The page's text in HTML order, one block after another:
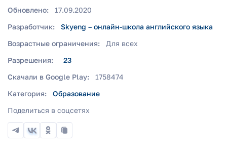
Обновлено:
17.09.2020
Разработчик:
Skyeng – онлайн-школа английского языка
Возрастные ограничения:
Для всех
Разрешения:
23
Скачали в Google Play:
1758474
Категория:
Образование
Поделиться в соцсетях